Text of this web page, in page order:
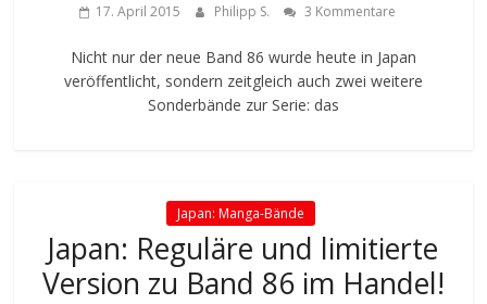
17. April 2015 Philipp S. 3 Kommentare
Nicht nur der neue Band 86 wurde heute in Japan
veröffentlicht, sondern zeitgleich auch zwei weitere
Sonderbände zur Serie: das
Japan: Manga-Bände
Japan: Reguläre und limitierte
Version zu Band 86 im Handel!